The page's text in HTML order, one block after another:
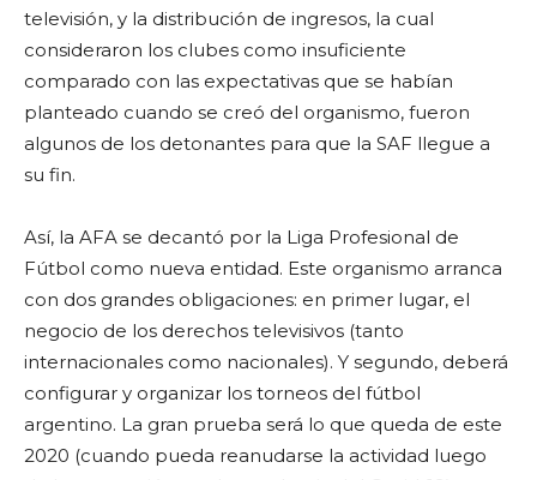
televisión, y la distribución de ingresos, la cual
consideraron los clubes como insuficiente
comparado con las expectativas que se habían
planteado cuando se creó del organismo, fueron
algunos de los detonantes para que la SAF llegue a
su fin.
Así, la AFA se decantó por la Liga Profesional de
Fútbol como nueva entidad. Este organismo arranca
con dos grandes obligaciones: en primer lugar, el
negocio de los derechos televisivos (tanto
internacionales como nacionales). Y segundo, deberá
configurar y organizar los torneos del fútbol
argentino. La gran prueba será lo que queda de este
2020 (cuando pueda reanudarse la actividad luego